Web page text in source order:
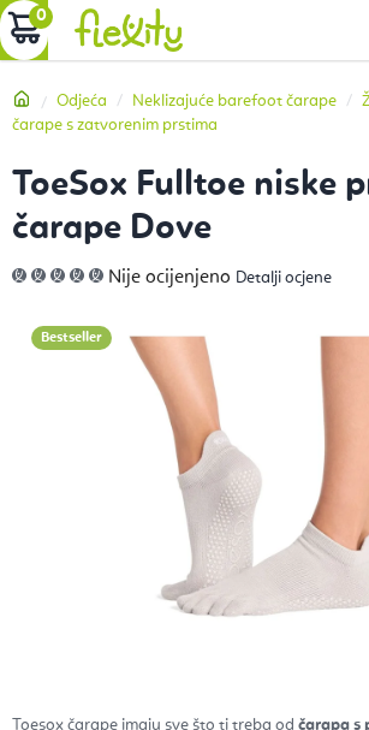
Preskoči
na
KOŠARICA
Početna
Odjeća Neklizajuće barefoot čarape
čarape s zatvorenim prstima
Toesox čarape imaju sve što ti treba od čarapa s
ToeSox Fulltoe niske
čarape Dove
Prosječna
ocjena
0,0
od
zvjezdica.
Nije ocijenjeno Detalji ocjene
Bestseller